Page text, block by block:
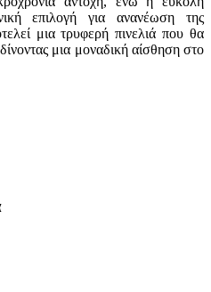
επιλογή για ανανέωση της
μια τρυφερή πινελιά που θα
μια μοναδική αίσθηση στο